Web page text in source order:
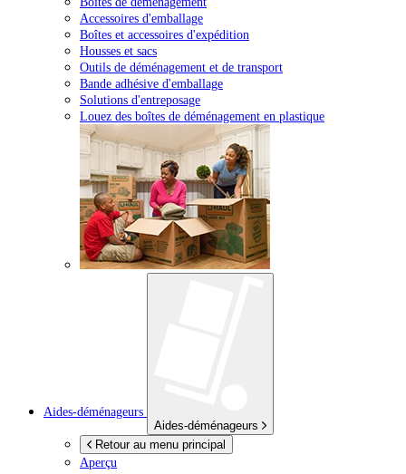
Accessoires d'emballage
Boîtes et accessoires d'expédition
Housses et sacs
Outils de déménagement et de transport
Bande adhésive d'emballage
Solutions d'entreposage
Louez des boîtes de déménagement en plastique
Aides-déménageurs
Aides-déménageurs
Retour au menu principal
Aperçu